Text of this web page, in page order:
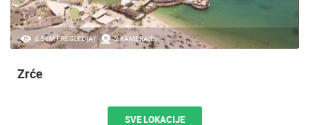
4.56M PREGLED(A) 2 KAMERA(E)
Zrće
SVE LOKACIJE